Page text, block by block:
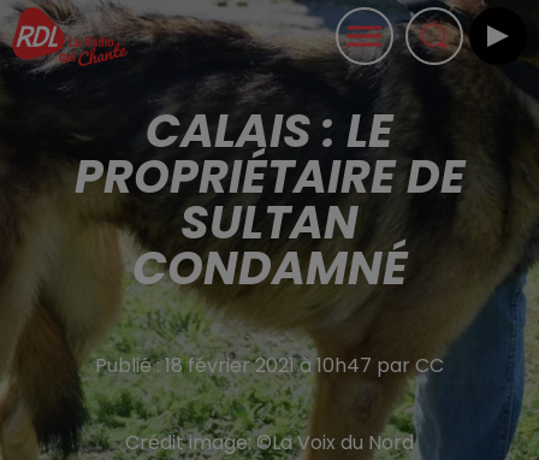
CALAIS : LE
PROPRIÉTAIRE DE
SULTAN
CONDAMNÉ
Publié : 18 février 2021 à 10h47 par CC
Crédit image:©La Voix du Nord